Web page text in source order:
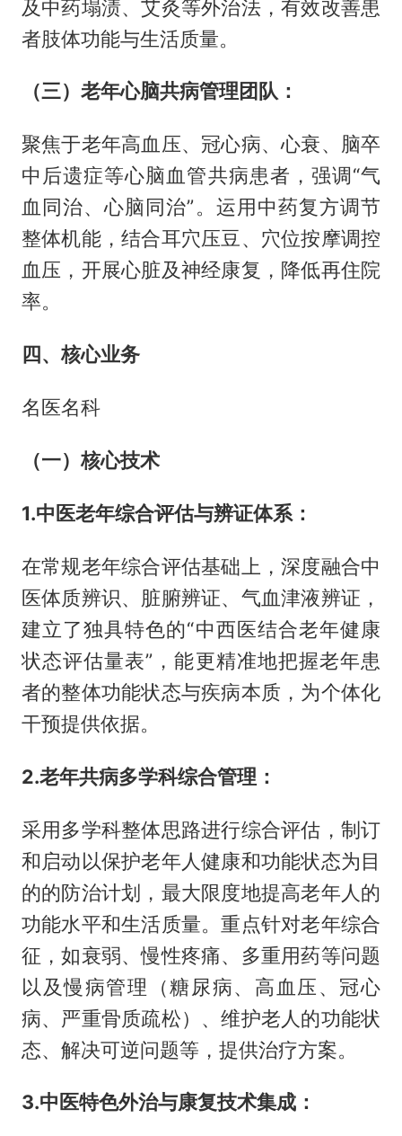
及中药塌渍、艾灸等外治法，有效改善患
者肢体功能与生活质量。
（三）老年心脑共病管理团队：
聚焦于老年高血压、冠心病、心衰、脑卒
中后遗症等心脑血管共病患者，强调“气
血同治、心脑同治”。运用中药复方调节
整体机能，结合耳穴压豆、穴位按摩调控
血压，开展心脏及神经康复，降低再住院
率。
四、核心业务
名医名科
（一）核心技术
1.中医老年综合评估与辨证体系：
在常规老年综合评估基础上，深度融合中
医体质辨识、脏腑辨证、气血津液辨证，
建立了独具特色的“中西医结合老年健康
状态评估量表”，能更精准地把握老年患
者的整体功能状态与疾病本质，为个体化
干预提供依据。
2.老年共病多学科综合管理：
采用多学科整体思路进行综合评估，制订
和启动以保护老年人健康和功能状态为目
的的防治计划，最大限度地提高老年人的
功能水平和生活质量。重点针对老年综合
征，如衰弱、慢性疼痛、多重用药等问题
以及慢病管理（糖尿病、高血压、冠心
病、严重骨质疏松）、维护老人的功能状
态、解决可逆问题等，提供治疗方案。
3.中医特色外治与康复技术集成：